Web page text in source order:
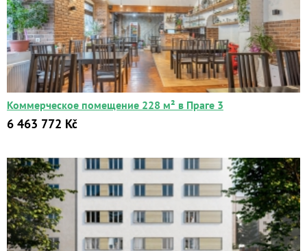
Коммерческое помещение 228 м² в Праге 3
6 463 772 Kč